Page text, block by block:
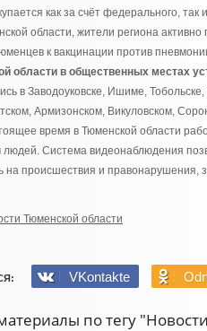
как за счёт федерального,
области, жители региона
к вакцинации против
области в общественных местах
в Заводоуковске, Ишиме,
Армизонском, Викуловском,
время в Тюменской области
людей. Система видеонаблюдения
на происшествия и
Тюменской области
VKontakte
по тегу